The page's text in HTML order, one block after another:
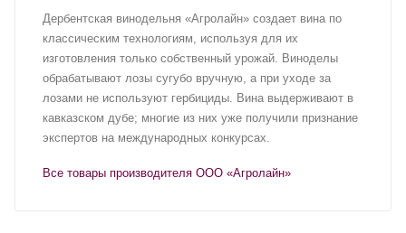
Дербентская винодельня «Агролайн» создает вина по
классическим технологиям, используя для их
изготовления только собственный урожай. Виноделы
обрабатывают лозы сугубо вручную, а при уходе за
лозами не используют гербициды. Вина выдерживают в
кавказском дубе; многие из них уже получили признание
экспертов на международных конкурсах.
Все товары производителя ООО «Агролайн»